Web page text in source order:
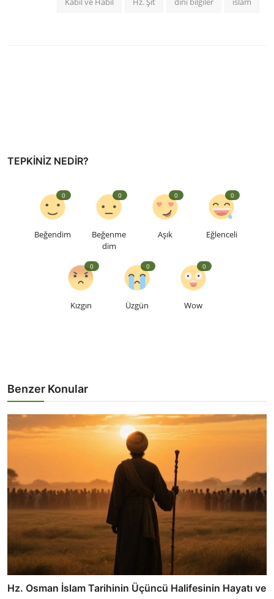
TEPKINIZ NEDIR?
Beğendim
0
Beğenme
dim
0
Aşık
0
Eğlenceli
0
Kızgın
0
Üzgün
0
Wow
0
Benzer Konular
Hz. Osman İslam Tarihinin Üçüncü Halifesinin Hayatı ve